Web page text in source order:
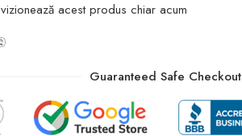
vizionează acest produs chiar acum
Guaranteed Safe Checkout